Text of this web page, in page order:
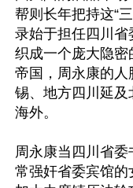
帮则长年把持这“
录始于担任四川
织成一个庞大隐
帝国，周永康的
锡、地方四川延
海外。
周永康当四川省
常强奸省委宾馆的